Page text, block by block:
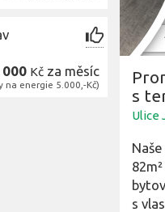
000 Kč za měsíc
na energie 5.000,-Kč)
s
Ulice
s